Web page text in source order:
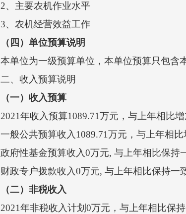
2、 主要农机作业水平
3、 农机经营效益工作
（四）单位预算说明
本单位为一级预算单位，本单位预算只包含
二、收入预算说明
（一）收入预算
2021年收入预算1089.71万元，与上年相比增
一般公共预算收入 1089.71万元，与上年相比
政府性基金预算收入0万元, 与上年相比保持
财政专户拨款收入0万元, 与上年相比保持一
（二）非税收入
2021年非税收入计划 0万元，与上年相比保